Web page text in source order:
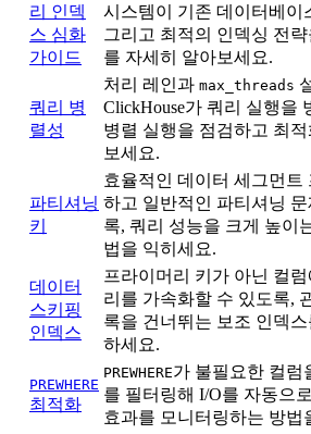
리 인덱
스 심화
가이드
시스템이 기존 데이터베이
그리고 최적의 인덱싱 전략
를 자세히 알아보세요.
쿼리 병
렬성
처리 레인과 max_threads
ClickHouse가 쿼리 실행을
병렬 실행을 점검하고 최
보세요.
파티셔닝
키
효율적인 데이터 세그먼트
하고 일반적인 파티셔닝
록, 쿼리 성능을 크게 높이
법을 익히세요.
데이터
스키핑
인덱스
프라이머리 키가 아닌 컬
리를 가속화할 수 있도록,
록을 건너뛰는 보조 인덱
하세요.
PREWHERE
최적화
PREWHERE가 불필요한 컬럼
를 필터링해 I/O를 자동으
효과를 모니터링하는 방법